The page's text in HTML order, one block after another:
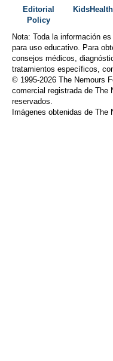
Editorial
Policy
Nota: Toda la información
para uso educativo. Para
consejos médicos,
tratamientos específicos,
© 1995-2026 The Nemours
comercial registrada de The
reservados.
Imágenes obtenidas de The